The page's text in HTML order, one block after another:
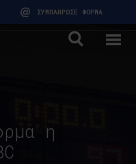
ΣΥΜΠΛΗΡΩΣΕ ΦΟΡΜΑ
η